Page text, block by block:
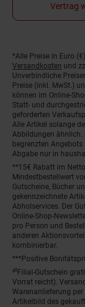
Vertrag
Fußnoten
*Alle Preise in Euro
Versandkosten und
Unverbindliche
Preise (inkl. MwSt.)
können im Online-
Statt- und
geforderten
Alle Artikel solange
Abbildungen ähnlich.
begrenzten Angebots
Abgabe nur in
**15€ Rabatt im
Mindestbestellwert
Gutscheine, Bücher
gekennzeichnete
Abholservices. Der
Online-Shop-
pro Person und
anderen
kombinierbar.
***Positive
²⁰Filial-Gutschein
Vorrat reicht).
Warenanlieferung
Artikelbild des